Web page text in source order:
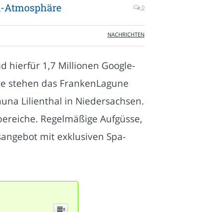
0
NACHRICHTEN
hierfür 1,7 Millionen Google-
stehen das FrankenLagune
Lilienthal in Niedersachsen.
Regelmäßige Aufgüsse,
mit exklusiven Spa-